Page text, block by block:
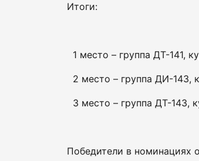
Итоги:
1 место – группа ДТ-141,
2 место – группа ДИ-143,
3 место – группа ДТ-143,
Победители в номинациях